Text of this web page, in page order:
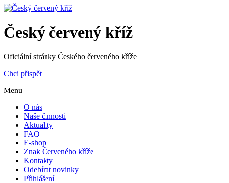
Český červený kříž
Oficiální stránky Českého červeného kříže
Chci přispět
Menu
O nás
Naše činnosti
Aktuality
FAQ
E-shop
Znak Červeného kříže
Kontakty
Odebírat novinky
Přihlášení